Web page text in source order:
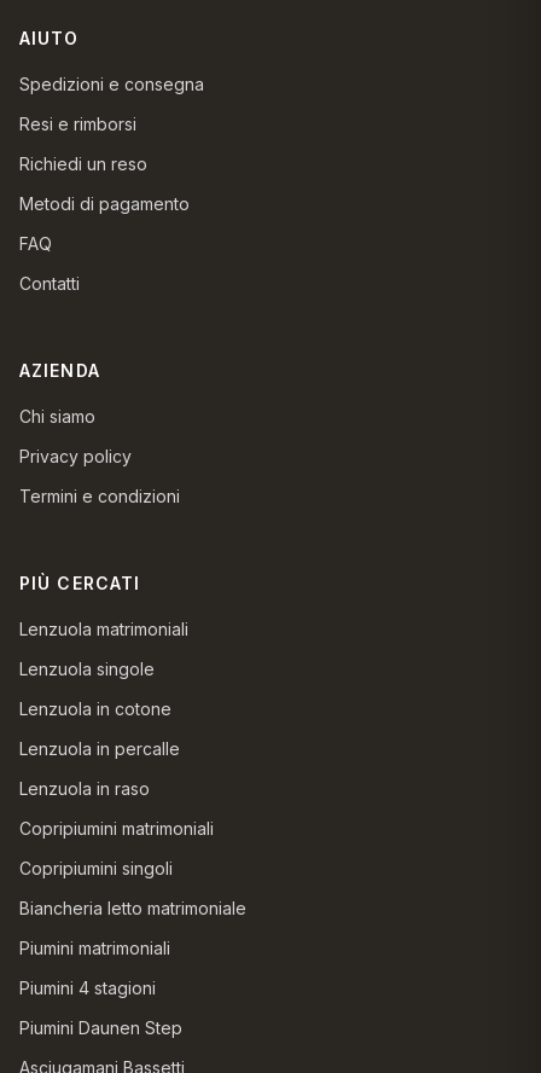
AIUTO
Spedizioni e consegna
Resi e rimborsi
Richiedi un reso
Metodi di pagamento
FAQ
Contatti
AZIENDA
Chi siamo
Privacy policy
Termini e condizioni
PIÙ CERCATI
Lenzuola matrimoniali
Lenzuola singole
Lenzuola in cotone
Lenzuola in percalle
Lenzuola in raso
Copripiumini matrimoniali
Copripiumini singoli
Biancheria letto matrimoniale
Piumini matrimoniali
Piumini 4 stagioni
Piumini Daunen Step
Asciugamani Bassetti